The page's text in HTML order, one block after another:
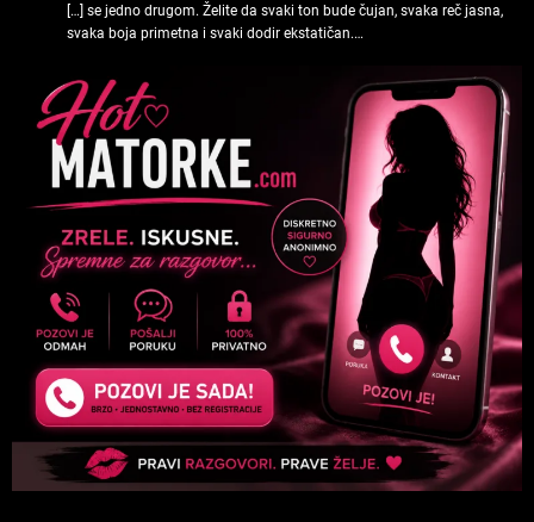
[…] se jedno drugom. Želite da svaki ton bude čujan, svaka reč jasna,
svaka boja primetna i svaki dodir ekstatičan.…